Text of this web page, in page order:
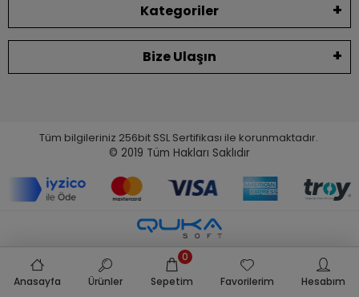
Kategoriler
Bize Ulaşın
Tüm bilgileriniz 256bit SSL Sertifikası ile korunmaktadır.
© 2019 Tüm Hakları Saklıdır
Anasayfa Ürünler Sepetim
0
Favorilerim
Hesabım